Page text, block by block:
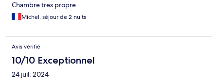
Chambre tres propre
Michel, séjour de 2 nuits
Avis vérifié
10/10 Exceptionnel
24 juil. 2024